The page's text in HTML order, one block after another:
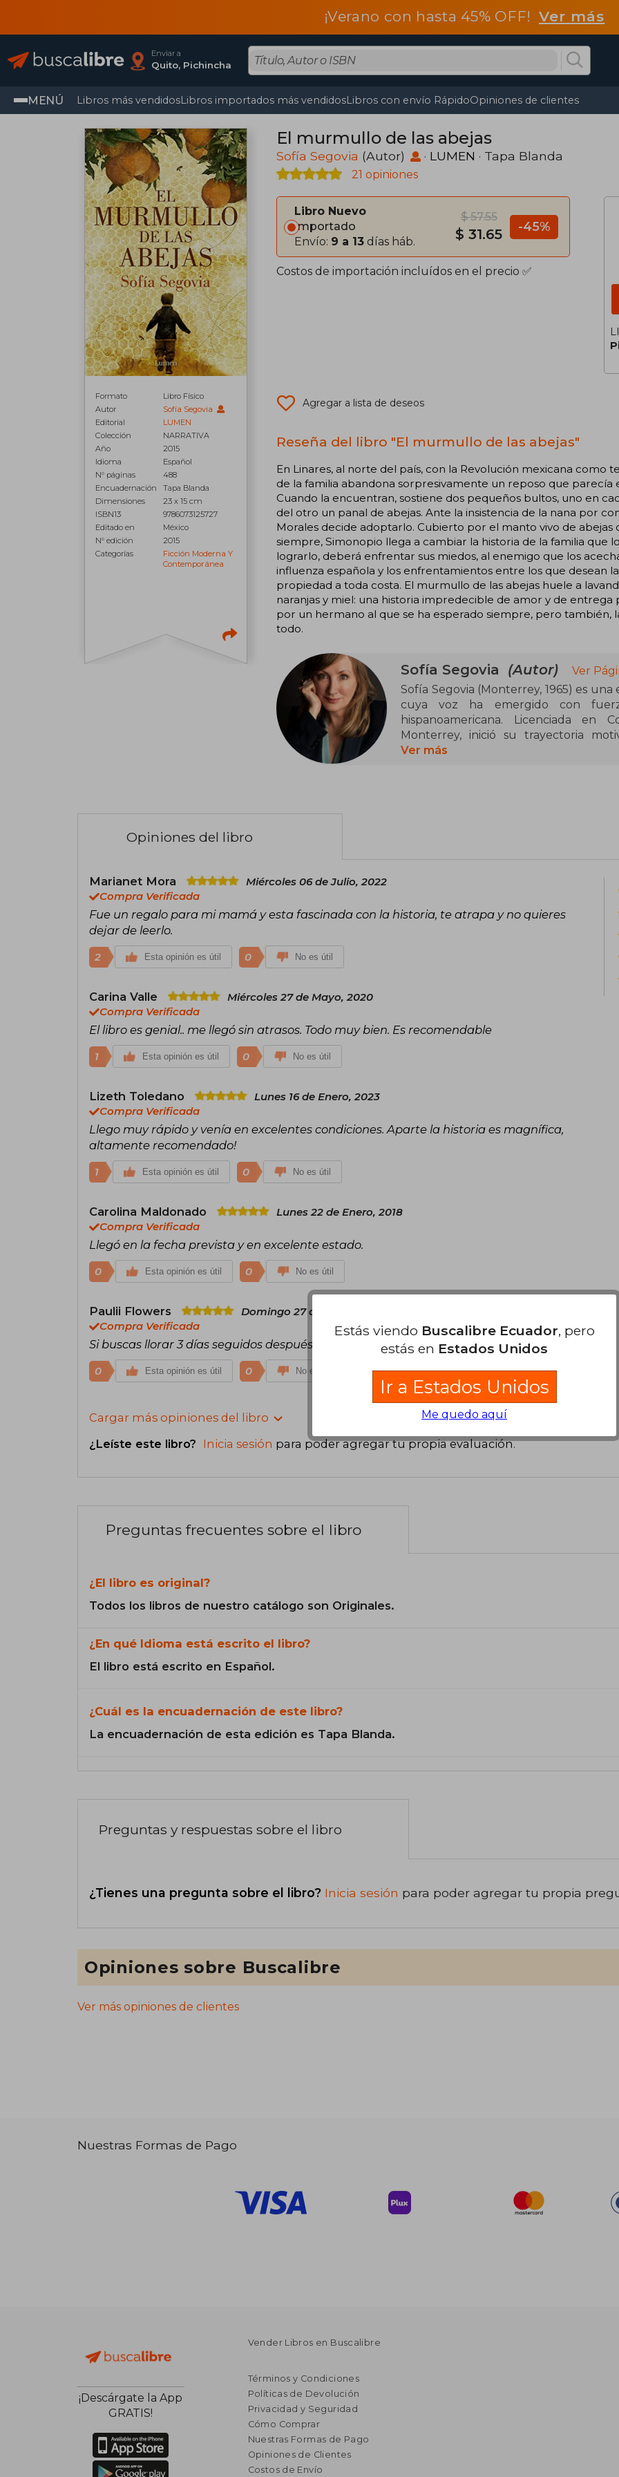
¡Verano con hasta 45% OFF!Ver más
Enviar a
Quito, Pichincha
MENÚ Libros más vendidosLibros importados más vendidosLibros con envío RápidoOpiniones de clientes
Formato
Libro Físico
Autor
Sofía Segovia
Editorial
LUMEN
Colección
NARRATIVA
Año
2015
Idioma
Español
N° páginas
488
Encuadernación
Tapa Blanda
Dimensiones
23 x 15 cm
ISBN13
9786073125727
Editado en
México
N° edición
2015
Categorías
Ficción Moderna Y
Contemporánea
El murmullo de las abejas
Sofía Segovia (Autor) · LUMEN · Tapa Blanda
21 opiniones
Libro Nuevo
Importado
Envío: 9 a 13 días háb.
$ 57.55
$ 31.65 -45%
Costos de importación incluídos en el precio ✅
Agregar a lista de deseos
Reseña del libro "El murmullo de las abejas"
En Linares, al norte del país, con la Revolución mexicana como
de la familia abandona sorpresivamente un reposo que
Cuando la encuentran, sostiene dos pequeños bultos, uno en
del otro un panal de abejas. Ante la insistencia de la nana por
Morales decide adoptarlo. Cubierto por el manto vivo de
siempre, Simonopio llega a cambiar la historia de la familia que
lograrlo, deberá enfrentar sus miedos, al enemigo que los
influenza española y los enfrentamientos entre los que desean
propiedad a toda costa. El murmullo de las abejas huele a
naranjas y miel: una historia impredecible de amor y de entrega
por un hermano al que se ha esperado siempre, pero también,
todo.
Sofía Segovia (Autor)
Ver
Sofía Segovia (Monterrey, 1965) es
cuya voz ha emergido con
hispanoamericana. Licenciada en
Monterrey, inició su trayectoria
historias desde el norte de México,
historia de una familia durante la
convierte en símbolo de
escritura desde 2013 y su
regional la distinguen como una
Ver más
Opiniones del libro
Marianet Mora
Miércoles 06 de Julio, 2022
Compra Verificada
Fue un regalo para mi mamá y esta fascinada con la historia, te atrapa y no quieres
dejar de leerlo.
2 Esta opinión es útil 0 No es útil
Carina Valle
Miércoles 27 de Mayo, 2020
Compra Verificada
El libro es genial.. me llegó sin atrasos. Todo muy bien. Es recomendable
1 Esta opinión es útil 0 No es útil
Lizeth Toledano
Lunes 16 de Enero, 2023
Compra Verificada
Llego muy rápido y venía en excelentes condiciones. Aparte la historia es magnífica,
altamente recomendado!
1 Esta opinión es útil 0 No es útil
Carolina Maldonado
Lunes 22 de Enero, 2018
Compra Verificada
Llegó en la fecha prevista y en excelente estado.
0 Esta opinión es útil 0 No es útil
Paulii Flowers
Domingo 27 de Abril, 2025
Compra Verificada
Si buscas llorar 3 días seguidos después de terminarlo , este es tu libro
0 Esta opinión es útil 0 No es útil
Cargar más opiniones del libro
¿Leíste este libro? Inicia sesión para poder agregar tu propia evaluación.
Preguntas frecuentes sobre el libro
¿El libro es original?
Todos los libros de nuestro catálogo son Originales.
¿En qué Idioma está escrito el libro?
El libro está escrito en Español.
¿Cuál es la encuadernación de este libro?
La encuadernación de esta edición es Tapa Blanda.
Preguntas y respuestas sobre el libro
¿Tienes una pregunta sobre el libro? Inicia sesión para poder agregar tu propia
Opiniones sobre Buscalibre
Ver más opiniones de clientes
Nuestras Formas de Pago
¡Descárgate la App
GRATIS!
Vender Libros en Buscalibre
Términos y Condiciones
Políticas de Devolución
Privacidad y Seguridad
Cómo Comprar
Nuestras Formas de Pago
Opiniones de Clientes
Costos de Envío
Estás viendo Buscalibre Ecuador, pero
estás en Estados Unidos
Ir a Estados Unidos
Me quedo aquí